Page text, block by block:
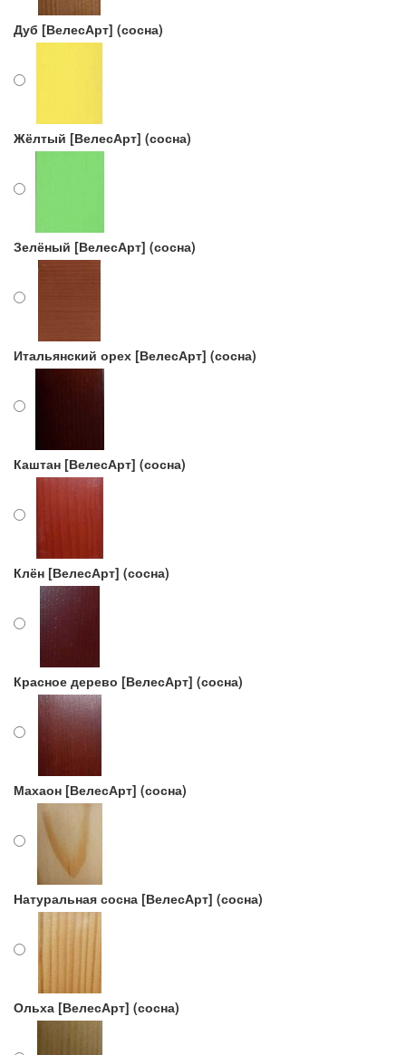
Дуб [ВелесАрт] (сосна)
Жёлтый [ВелесАрт] (сосна)
Зелёный [ВелесАрт] (сосна)
Итальянский орех [ВелесАрт] (сосна)
Каштан [ВелесАрт] (сосна)
Клён [ВелесАрт] (сосна)
Красное дерево [ВелесАрт] (сосна)
Махаон [ВелесАрт] (сосна)
Натуральная сосна [ВелесАрт] (сосна)
Ольха [ВелесАрт] (сосна)